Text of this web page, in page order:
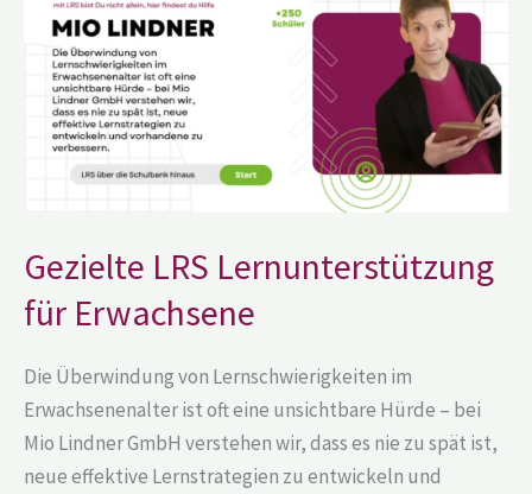
Gezielte LRS Lernunterstützung
für Erwachsene
Die Überwindung von Lernschwierigkeiten im
Erwachsenenalter ist oft eine unsichtbare Hürde – bei
Mio Lindner GmbH verstehen wir, dass es nie zu spät ist,
neue effektive Lernstrategien zu entwickeln und
für
Erwachsene